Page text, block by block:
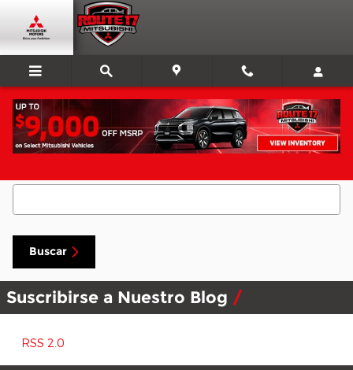
Saltar al contenido principal
Buscar blog
Buscar blog
Buscar
Suscribirse a Nuestro Blog
RSS 2.0